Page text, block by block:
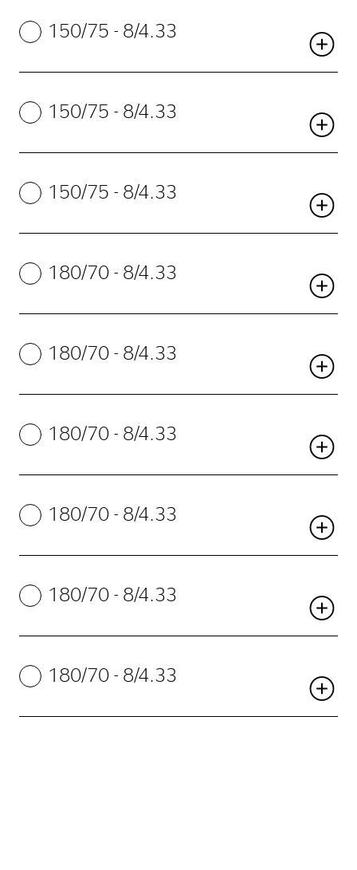
150/75 - 8/4.33
150/75 - 8/4.33
150/75 - 8/4.33
180/70 - 8/4.33
180/70 - 8/4.33
180/70 - 8/4.33
180/70 - 8/4.33
180/70 - 8/4.33
180/70 - 8/4.33